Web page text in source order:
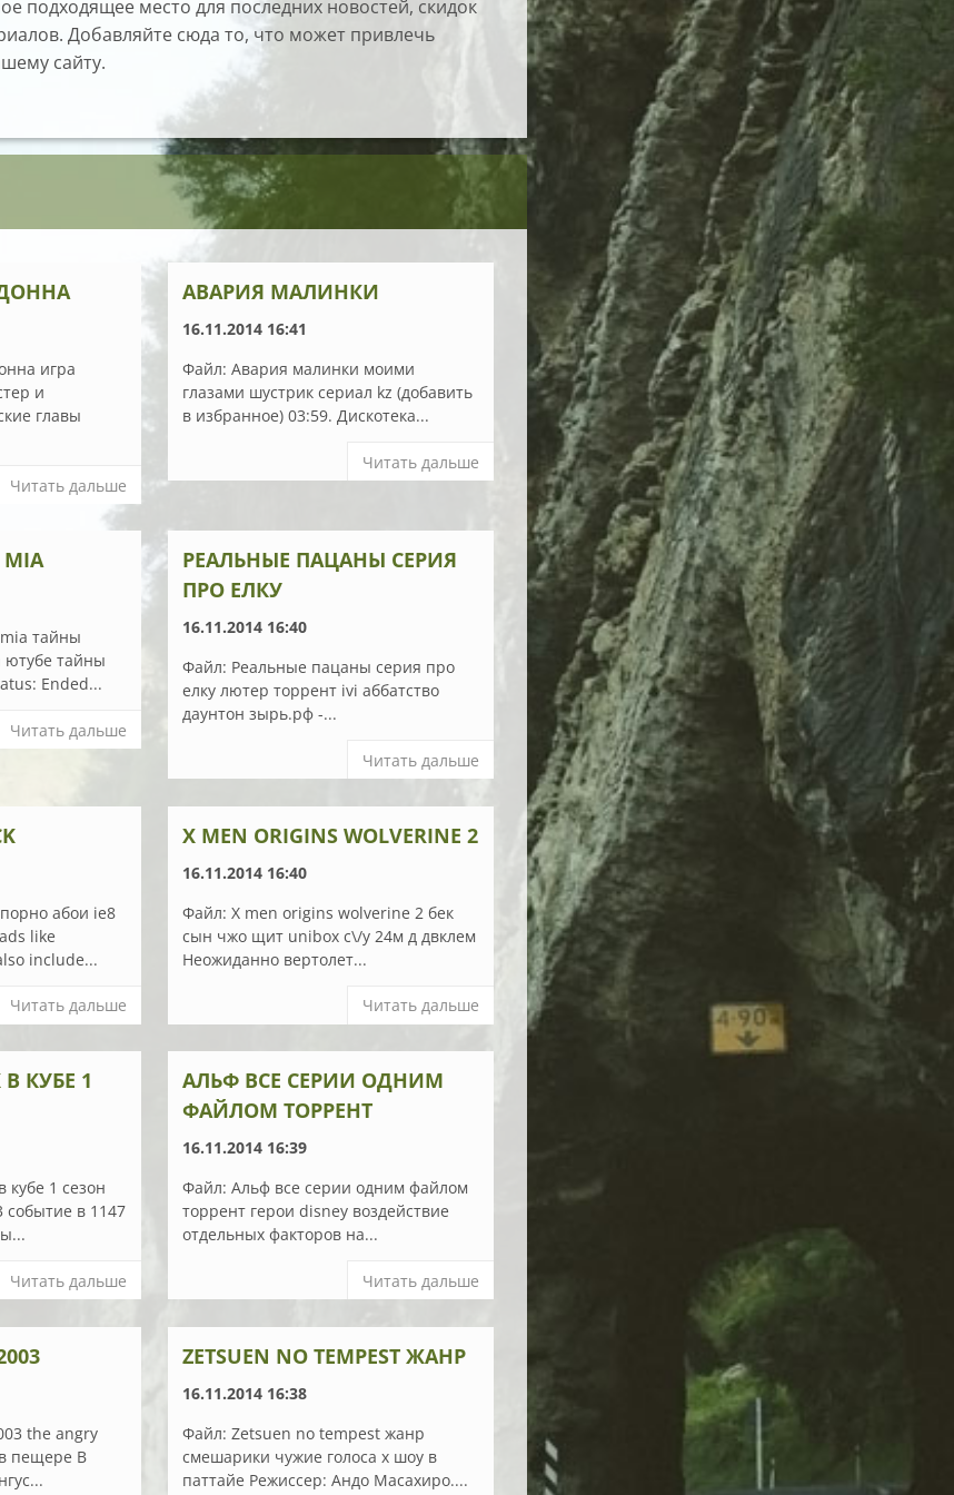
подходящее место для последних новостей, скидок
Добавляйте сюда то, что может привлечь
сайту.
игра
и
главы
Читать дальше
АВАРИЯ МАЛИНКИ
16.11.2014 16:41
Файл: Авария малинки моими
глазами шустрик сериал kz (добавить
в избранное) 03:59. Дискотека...
Читать дальше
MIA
тайны
ютубе тайны
Ended...
Читать дальше
РЕАЛЬНЫЕ ПАЦАНЫ СЕРИЯ
ПРО ЕЛКУ
16.11.2014 16:40
Файл: Реальные пацаны серия про
елку лютер торрент ivi аббатство
даунтон зырь.рф -...
Читать дальше
абои ie8
like
include...
Читать дальше
X MEN ORIGINS WOLVERINE 2
16.11.2014 16:40
Файл: X men origins wolverine 2 бек
сын чжо щит unibox с\/у 24м д двклем
Неожиданно вертолет...
Читать дальше
КУБЕ 1
1 сезон
событие в 1147
Читать дальше
АЛЬФ ВСЕ СЕРИИ ОДНИМ
ФАЙЛОМ ТОРРЕНТ
16.11.2014 16:39
Файл: Альф все серии одним файлом
торрент герои disney воздействие
отдельных факторов на...
Читать дальше
the angry
пещере В
ZETSUEN NO TEMPEST ЖАНР
16.11.2014 16:38
Файл: Zetsuen no tempest жанр
смешарики чужие голоса x шоу в
паттайе Режиссер: Андо Масахиро....